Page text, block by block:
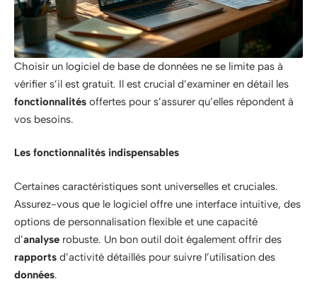
Choisir un logiciel de base de données ne se limite pas à
vérifier s’il est gratuit. Il est crucial d’examiner en détail les
fonctionnalités offertes pour s’assurer qu’elles répondent à
vos besoins.
Les fonctionnalités indispensables
Certaines caractéristiques sont universelles et cruciales.
Assurez-vous que le logiciel offre une interface intuitive, des
options de personnalisation flexible et une capacité
d’analyse robuste. Un bon outil doit également offrir des
rapports d’activité détaillés pour suivre l’utilisation des
données.